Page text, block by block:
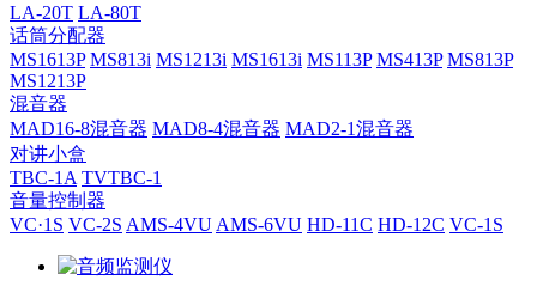
LA-20T LA-80T
话筒分配器
MS1613P MS813i MS1213i MS1613i MS113P MS413P MS813P
MS1213P
混音器
MAD16-8混音器 MAD8-4混音器 MAD2-1混音器
对讲小盒
TBC-1A TVTBC-1
音量控制器
VC·1S VC-2S AMS-4VU AMS-6VU HD-11C HD-12C VC-1S